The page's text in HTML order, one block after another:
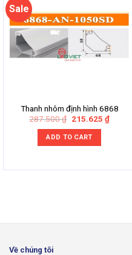
Sale
Thanh nhôm định hình 6868
287.500₫ Original
was:
287.500 ₫.
215.625 ₫Current
price
ADD TO CART
Về chúng tôi